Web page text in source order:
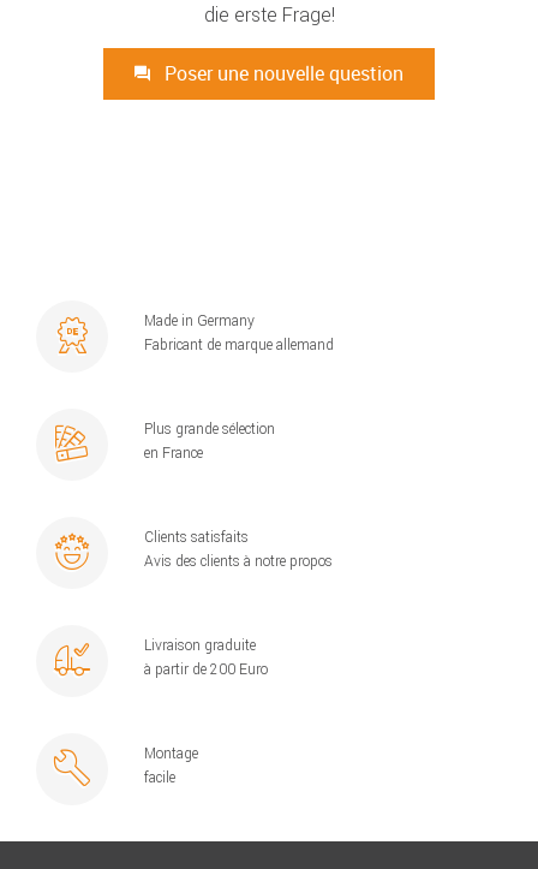
die erste Frage!
Poser une nouvelle question
Made in Germany
Fabricant de marque allemand
Plus grande sélection
en France
Clients satisfaits
Avis des clients à notre propos
Livraison graduite
à partir de 200 Euro
Montage
facile